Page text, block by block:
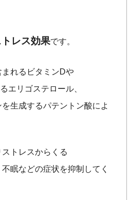
レス効果です。
れるビタミンDや
エリゴステロール、
生成するパテントン酸によ
トレスからくる
眠などの症状を抑制してく